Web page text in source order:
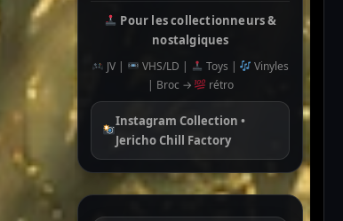
Pour les collectionneurs &
nostalgiques
JV | VHS/LD | Toys |
Vinyles
| Broc →
rétro
Instagram Collection •
Jericho Chill Factory